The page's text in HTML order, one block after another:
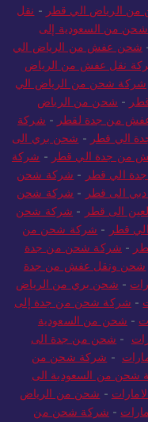
من الرياض لقطر- شحن
الرياض الي قطر-
من السعودية إلى
شحن عفش من الرياض الي
نقل عفش من الرياض
شركة شحن من الرياض الي
-شحن من الرياض
من جدة لقطر-شركة
الي قطر-
شحن بري الى
من جدة الي قطر-شركة
الي قطر - شركة شحن
الى قطر - شركة شحن
الى قطر -شركة شحن
قطر -شركة شحن من
- شركة شحن من جدة
شحن ونقل عفش من جدة
- شحن بري من الرياض
- شركة شحن من جدة إلى
-
شحن من السعودية
- شحن من جدة الى
-شركة شحن من
من السعودية الى
- شحن من الرياض